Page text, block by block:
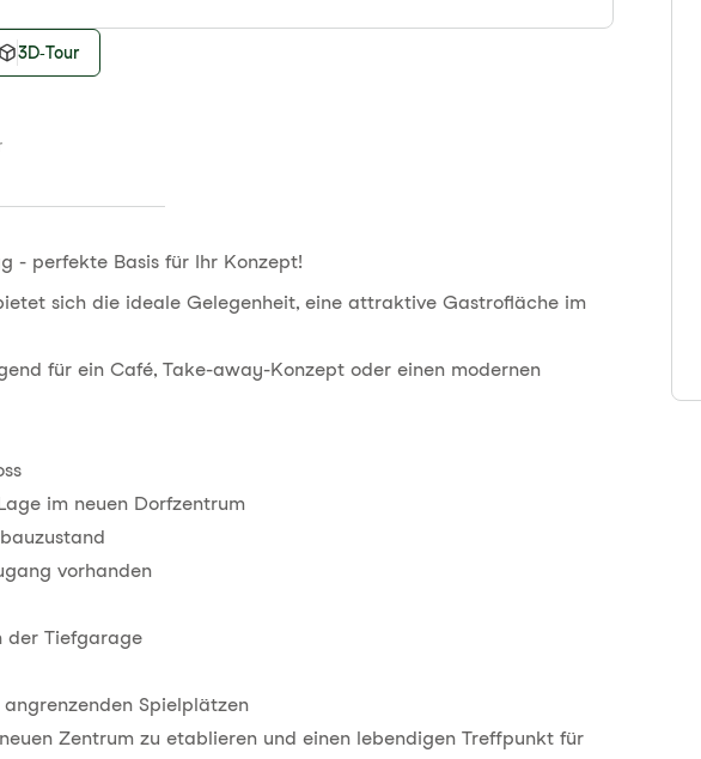
3D-Tour
- perfekte Basis für Ihr Konzept!
sich die ideale Gelegenheit, eine attraktive Gastrofläche im
für ein Café, Take-away-Konzept oder einen modernen
im neuen Dorfzentrum
vorhanden
der Tiefgarage
Spielplätzen
Zentrum zu etablieren und einen lebendigen Treffpunkt für